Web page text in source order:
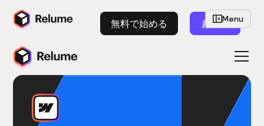
無料で始める 起動Menu